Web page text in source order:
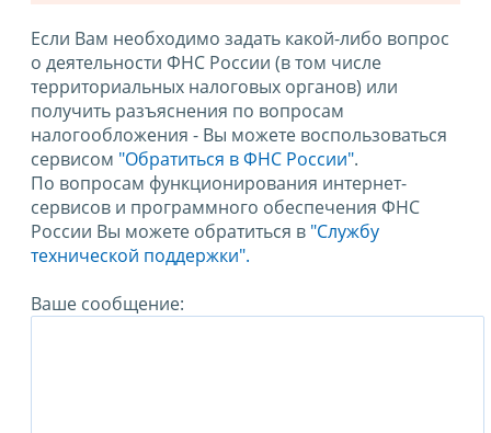
Если Вам необходимо задать какой-либо вопрос
о деятельности ФНС России (в том числе
территориальных налоговых органов) или
получить разъяснения по вопросам
налогообложения - Вы можете воспользоваться
сервисом "Обратиться в ФНС России".
По вопросам функционирования интернет-
сервисов и программного обеспечения ФНС
России Вы можете обратиться в "Службу
технической поддержки".
Ваше сообщение: